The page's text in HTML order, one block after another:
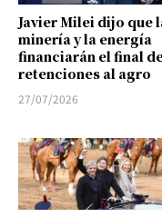
Javier Milei dijo que
minería y la energía
financiarán el final
retenciones al agro
27/07/2026